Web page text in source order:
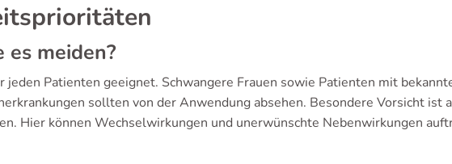
meiden?
jeden Patienten geeignet. Schwangere Frauen sowie Patienten mit
sollten von der Anwendung absehen. Besondere Vorsicht ist
Hier können Wechselwirkungen und unerwünschte Nebenwirkungen